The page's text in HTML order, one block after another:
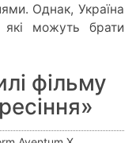
Однак, Україна
які можуть брати
фільму